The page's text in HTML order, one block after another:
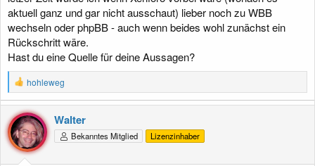
aktuell ganz und gar nicht ausschaut) lieber noch zu WBB
wechseln oder phpBB - auch wenn beides wohl zunächst ein
Rückschritt wäre.
Hast du eine Quelle für deine Aussagen?
R
e
a
k
t
i
o
n
hohleweg
Walter
Bekanntes Mitglied Lizenzinhaber